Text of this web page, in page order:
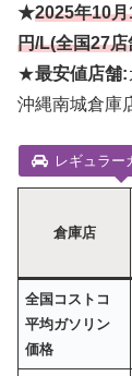
★2025年10月
円/L(全国27
★最安値店舗:
沖縄南城倉庫
レギュラー
倉庫店
全国コストコ
平均ガソリン
価格